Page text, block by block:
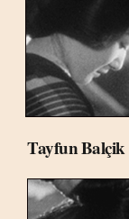
Tayfun Balçik